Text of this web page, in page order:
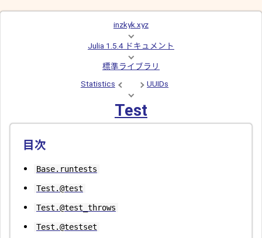
inzkyk.xyz
Julia 1.5.4 ドキュメント
標準ライブラリ
Statistics
UUIDs
Test
目次
Base.runtests
Test.@test
Test.@test_throws
Test.@testset